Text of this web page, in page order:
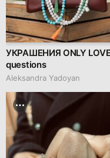
УКРАШЕНИЯ ONLY
questions
Aleksandra Yadoyan